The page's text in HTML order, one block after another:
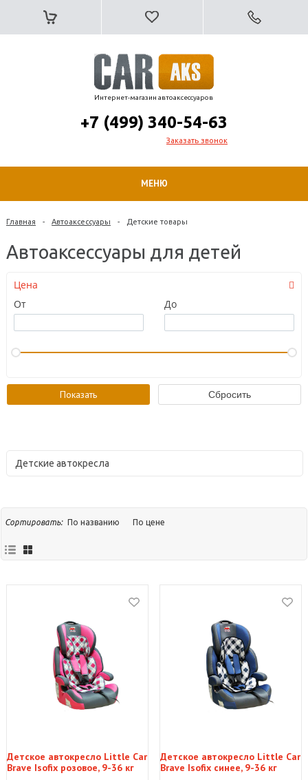
Интернет-магазин автоаксессуаров
+7 (499) 340-54-63
Заказать звонок
МЕНЮ
Главная - Автоаксессуары - Детские товары
Автоаксессуары для детей
Цена
От
До
Детские автокресла
Сортировать: По названию По цене
Детское автокресло Little Car
Brave Isofix розовое, 9-36 кг
Детское автокресло Little Car
Brave Isofix синее, 9-36 кг